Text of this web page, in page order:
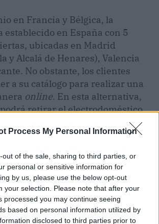
Process My Personal Information
out of the sale, sharing to third parties, or
personal or sensitive information for
by us, please use the below opt-out
your selection. Please note that after your
processed you may continue seeing
based on personal information utilized by
disclosed to third parties prior to
en Francia y Bélgica, la
establecido en España con 5
ubicadas en Madrid
y Alcalá de Henares), Valencia
No obstante, los clientes
a su catálogo para realizar una
online. En esta alternativa,
retirar el electrodoméstico
de las tiendas disponibles en la
que Electro Depot se haga
en un período de 1 a 6 días.
al promedio del mercado, los
tienda son entre un 10 y un 20
De esta manera, Electro Depot